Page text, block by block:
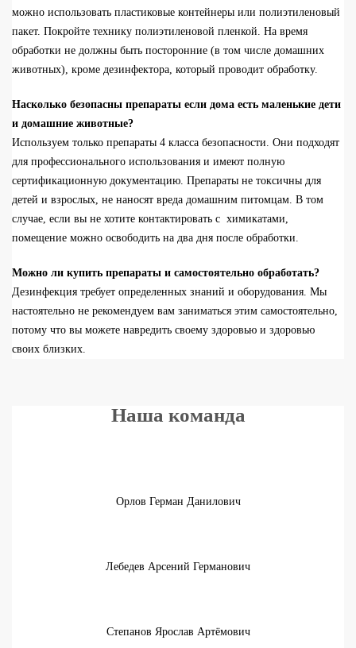
можно использовать пластиковые контейнеры или полиэтиленовый
пакет. Покройте технику полиэтиленовой пленкой. На время
обработки не должны быть посторонние (в том числе домашних
животных), кроме дезинфектора, который проводит обработку.
Насколько безопасны препараты если дома есть маленькие дети
и домашние животные?
Используем только препараты 4 класса безопасности. Они подходят
для профессионального использования и имеют полную
сертификационную документацию. Препараты не токсичны для
детей и взрослых, не наносят вреда домашним питомцам. В том
случае, если вы не хотите контактировать с химикатами,
помещение можно освободить на два дня после обработки.
Можно ли купить препараты и самостоятельно обработать?
Дезинфекция требует определенных знаний и оборудования. Мы
настоятельно не рекомендуем вам заниматься этим самостоятельно,
потому что вы можете навредить своему здоровью и здоровью
своих близких.
Наша команда
Орлов Герман Данилович
Лебедев Арсений Германович
Степанов Ярослав Артёмович